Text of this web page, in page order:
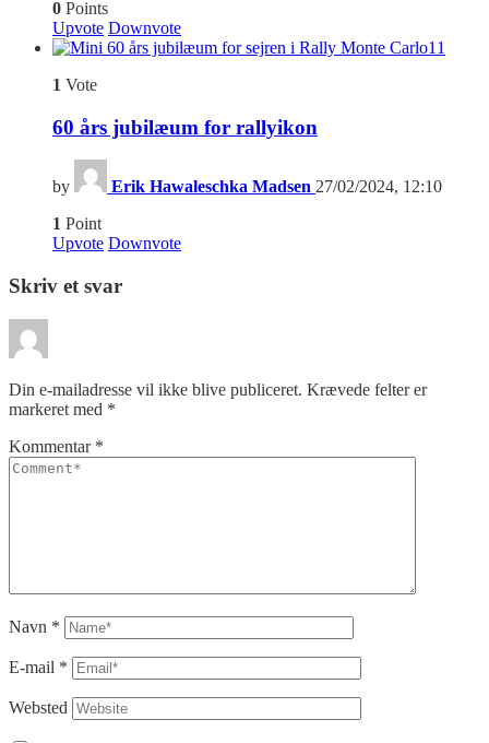
0 Points
Upvote Downvote
11
1 Vote
60 års jubilæum for rallyikon
by Erik Hawaleschka Madsen 27/02/2024, 12:10
1 Point
Upvote Downvote
Skriv et svar
Din e-mailadresse vil ikke blive publiceret. Krævede felter er
markeret med *
Kommentar *
Navn *
E-mail *
Websted